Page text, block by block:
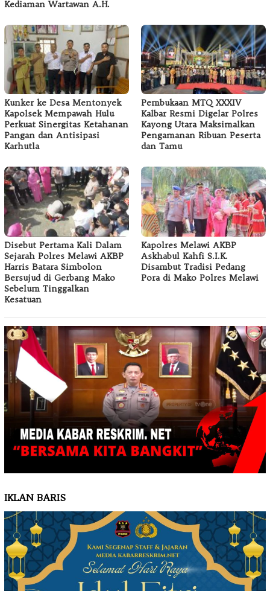
Kediaman Wartawan A.H.
Kunker ke Desa Mentonyek
Kapolsek Mempawah Hulu
Perkuat Sinergitas Ketahanan
Pangan dan Antisipasi
Karhutla
Pembukaan MTQ XXXIV
Kalbar Resmi Digelar Polres
Kayong Utara Maksimalkan
Pengamanan Ribuan Peserta
dan Tamu
Disebut Pertama Kali Dalam
Sejarah Polres Melawi AKBP
Harris Batara Simbolon
Bersujud di Gerbang Mako
Sebelum Tinggalkan
Kesatuan
Kapolres Melawi AKBP
Askhabul Kahfi S.I.K.
Disambut Tradisi Pedang
Pora di Mako Polres Melawi
IKLAN BARIS